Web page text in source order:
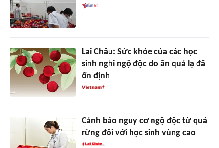
Lai Châu: Sức khỏe của các học
sinh nghi ngộ độc do ăn quả lạ đã
ổn định
Cảnh báo nguy cơ ngộ độc từ quả
rừng đối với học sinh vùng cao